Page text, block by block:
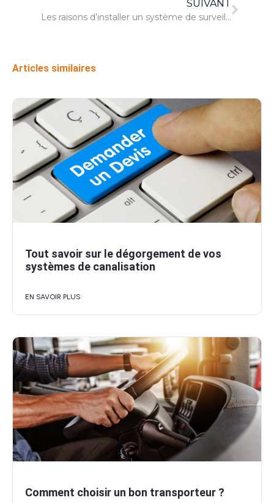
SUIVANT
Les raisons d’installer un système de surveillance
Articles similaires
Tout savoir sur le dégorgement de vos
systèmes de canalisation
EN SAVOIR PLUS
Comment choisir un bon transporteur ?